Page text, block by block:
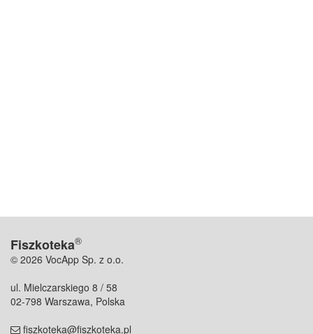
Fiszkoteka®
© 2026 VocApp Sp. z o.o.
ul. Mielczarskiego 8 / 58
02-798 Warszawa, Polska
fiszkoteka@fiszkoteka.pl